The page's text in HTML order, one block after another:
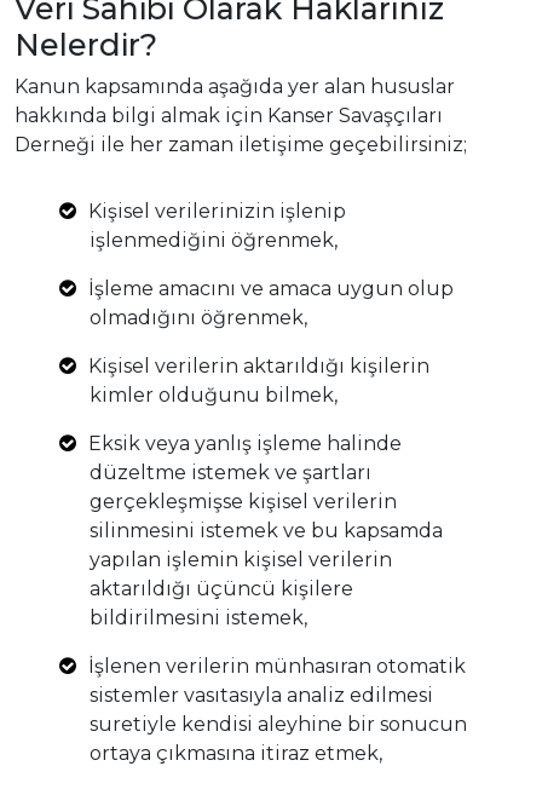
Veri Sahibi Olarak Haklarınız
Nelerdir?
Kanun kapsamında aşağıda yer alan hususlar
hakkında bilgi almak için Kanser Savaşçıları
Derneği ile her zaman iletişime geçebilirsiniz;
Kişisel verilerinizin işlenip
işlenmediğini öğrenmek,
İşleme amacını ve amaca uygun olup
olmadığını öğrenmek,
Kişisel verilerin aktarıldığı kişilerin
kimler olduğunu bilmek,
Eksik veya yanlış işleme halinde
düzeltme istemek ve şartları
gerçekleşmişse kişisel verilerin
silinmesini istemek ve bu kapsamda
yapılan işlemin kişisel verilerin
aktarıldığı üçüncü kişilere
bildirilmesini istemek,
İşlenen verilerin münhasıran otomatik
sistemler vasıtasıyla analiz edilmesi
suretiyle kendisi aleyhine bir sonucun
ortaya çıkmasına itiraz etmek,